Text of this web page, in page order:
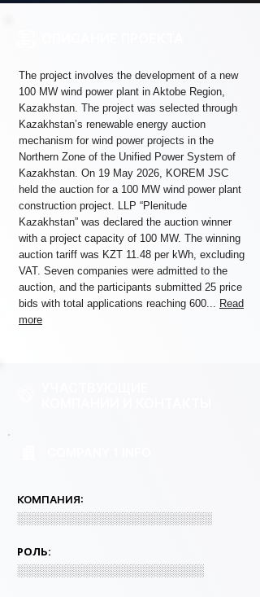
The project involves the development of a new
100 MW wind power plant in Aktobe Region,
Kazakhstan. The project was selected through
Kazakhstan’s renewable energy auction
mechanism for wind power projects in the
Northern Zone of the Unified Power System of
Kazakhstan. On 19 May 2026, KOREM JSC
held the auction for a 100 MW wind power plant
construction project. LLP “Plenitude
Kazakhstan” was declared the auction winner
with a project capacity of 100 MW. The winning
auction tariff was KZT 11.48 per kWh, excluding
VAT. Seven companies were admitted to the
auction, and the participants submitted 25 price
bids with total applications reaching 600... Read
more
КОМПАНИЯ:
░░░░░░░░░░░░░░░░░░░░░░░░
РОЛЬ:
░░░░░░░░░░░░░░░░░░░░░░░